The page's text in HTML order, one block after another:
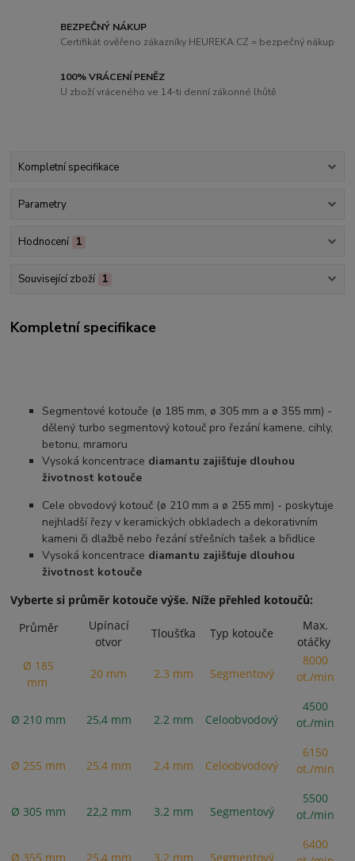
BEZPEČNÝ NÁKUP
Certifikát ověřeno zákazníky HEUREKA.CZ = bezpečný nákup
100% VRÁCENÍ PENĚZ
U zboží vráceného ve 14-ti denní zákonné lhůtě
Kompletní specifikace
Parametry
Hodnocení 1
Související zboží 1
Kompletní specifikace
Segmentové kotouče (ø 185 mm, ø 305 mm a ø 355 mm) -
dělený turbo segmentový kotouč pro řezání kamene, cihly,
betonu, mramoru
Vysoká koncentrace diamantu zajišťuje dlouhou
životnost kotouče
Cele obvodový kotouč (ø 210 mm a ø 255 mm) - poskytuje
nejhladší řezy v keramických obkladech a dekorativním
kameni či dlažbě nebo řezání střešních tašek a břidlice
Vysoká koncentrace diamantu zajišťuje dlouhou
životnost kotouče
Vyberte si průměr kotouče výše. Níže přehled kotoučů:
Průměr
Upínací
otvor
Tloušťka Typ kotouče
Max.
otáčky
Ø 185
mm
20 mm 2.3 mm Segmentový
8000
ot./min
Ø 210 mm 25,4 mm 2.2 mm Celoobvodový
4500
ot./min
Ø 255 mm 25,4 mm 2.4 mm Celoobvodový
6150
ot./min
Ø 305 mm 22,2 mm 3.2 mm Segmentový
5500
ot./min
Ø 355 mm 25,4 mm 3.2 mm Segmentový
6400